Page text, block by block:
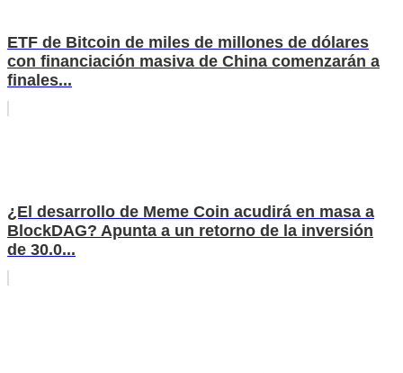
ETF de Bitcoin de miles de millones de dólares
con financiación masiva de China comenzarán a
finales...
¿El desarrollo de Meme Coin acudirá en masa a
BlockDAG? Apunta a un retorno de la inversión
de 30.0...